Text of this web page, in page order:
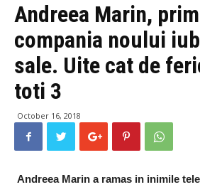
Andreea Marin,
compania noului
sale. Uite cat de
toti 3
October 16, 2018
Andreea Marin a ramas in inimile